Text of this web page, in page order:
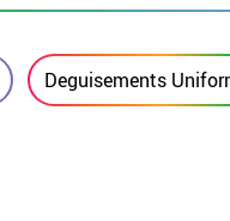
Deguisements